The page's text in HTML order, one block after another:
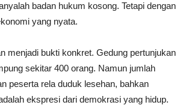
badan hukum kosong. Tetapi dengan
yang nyata.
menjadi bukti konkret. Gedung pertunjukan
sekitar 400 orang. Namun jumlah
peserta rela duduk lesehan, bahkan
ekspresi dari demokrasi yang hidup.